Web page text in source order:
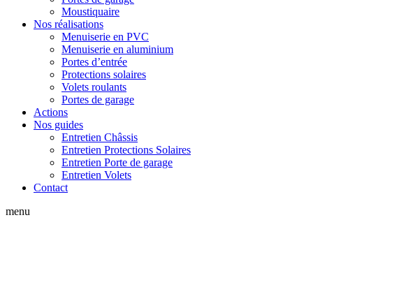
Moustiquaire
Nos réalisations
Menuiserie en PVC
Menuiserie en aluminium
Portes d’entrée
Protections solaires
Volets roulants
Portes de garage
Actions
Nos guides
Entretien Châssis
Entretien Protections Solaires
Entretien Porte de garage
Entretien Volets
Contact
menu